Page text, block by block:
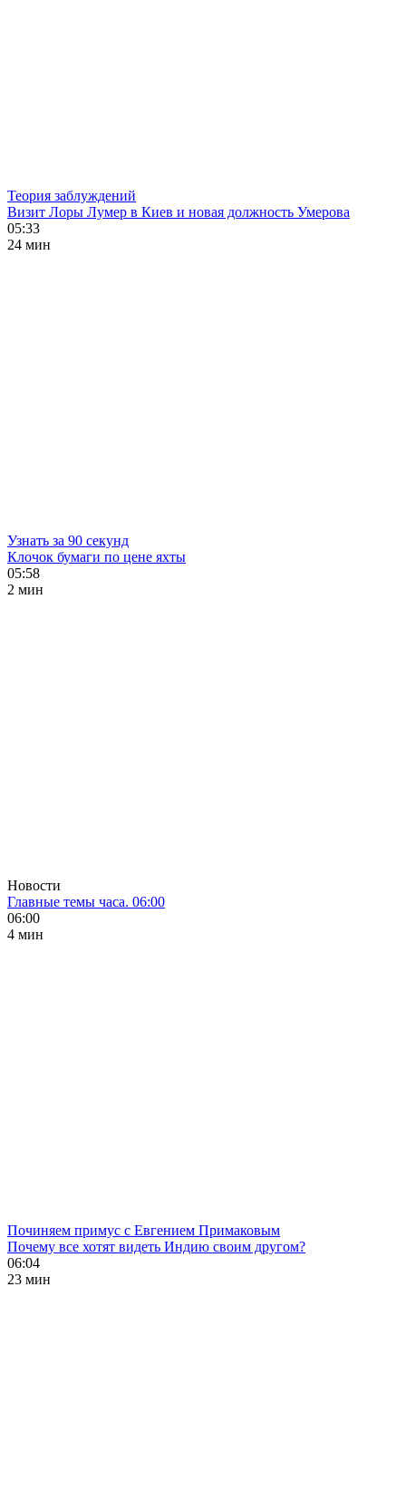
Теория заблуждений
Визит Лоры Лумер в Киев и новая должность Умерова
05:33
24 мин
Узнать за 90 секунд
Клочок бумаги по цене яхты
05:58
2 мин
Новости
Главные темы часа. 06:00
06:00
4 мин
Починяем примус с Евгением Примаковым
Почему все хотят видеть Индию своим другом?
06:04
23 мин